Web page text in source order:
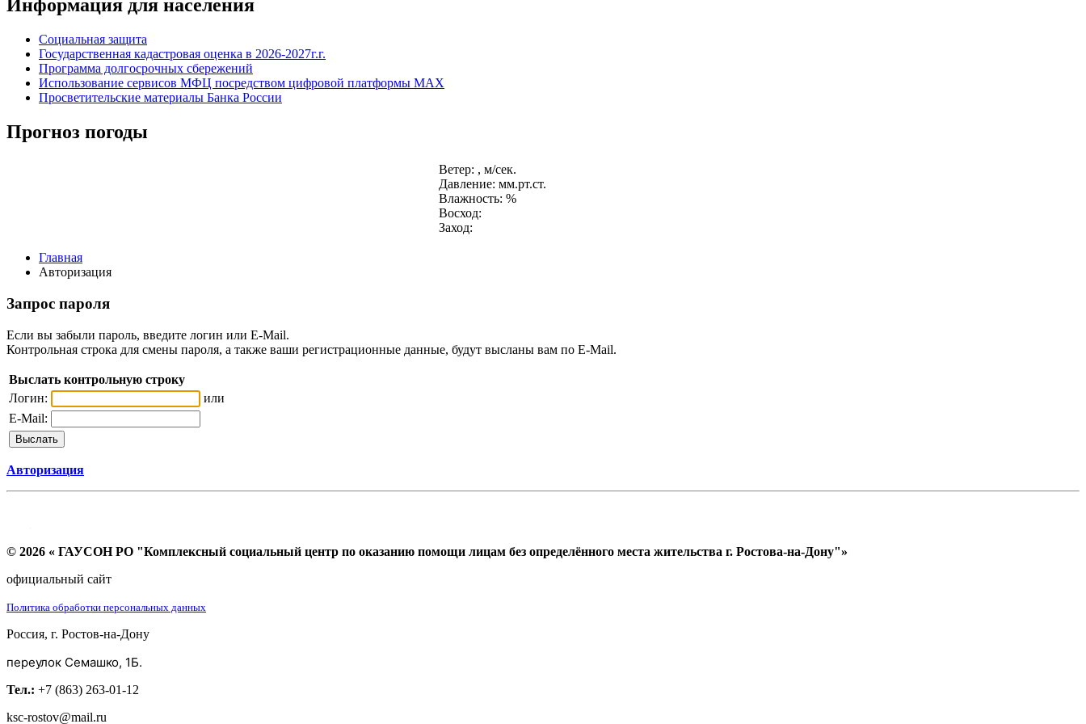
Информация для населения
Социальная защита
Государственная кадастровая оценка в 2026-2027г.г.
Программа долгосрочных сбережений
Использование сервисов МФЦ посредством цифровой платформы MAX
Просветительские материалы Банка России
Прогноз погоды
Ветер: , м/сек.
Давление: мм.рт.ст.
Влажность: %
Восход:
Заход:
Главная
Авторизация
Запрос пароля
Если вы забыли пароль, введите логин или E-Mail.
Контрольная строка для смены пароля, а также ваши регистрационные данные, будут высланы вам по E-Mail.
Выслать контрольную строку
Логин:
или
E-Mail:
Авторизация
© 2026 « ГАУСОН РО "Комплексный социальный центр по оказанию помощи лицам без определённого места жительства г. Ростова-на-Дону"»
официальный сайт
Политика обработки персональных данных
Россия, г. Ростов-на-Дону
переулок Семашко, 1Б.
Тел.: +7 (863) 263-01-12
ksc-rostov@mail.ru